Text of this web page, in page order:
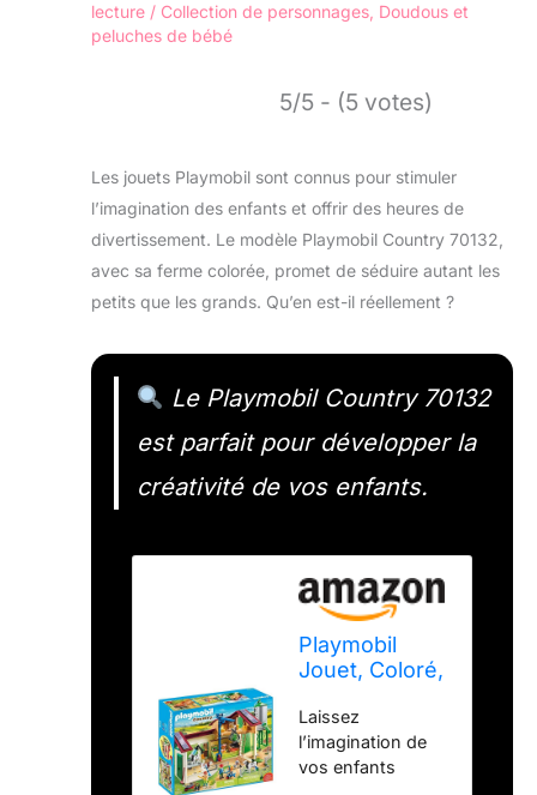
lecture / Collection de personnages Doudous et
peluches de bébé
5/5 - (5 votes)
Les jouets Playmobil sont connus pour stimuler
l’imagination des enfants et offrir des heures de
divertissement. Le modèle Playmobil Country 70132,
avec sa ferme colorée, promet de séduire autant les
petits que les grands. Qu’en est-il réellement ?
Le Playmobil Country 70132
est parfait pour développer la
créativité de vos enfants.
Playmobil
Jouet, Coloré,
cm
Laissez
l’imagination de
vos enfants